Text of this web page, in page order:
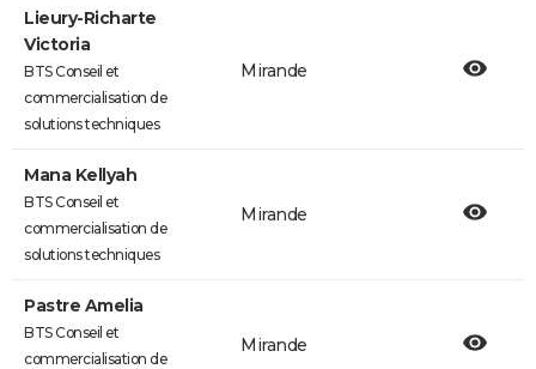
Lieury-Richarte
Victoria
BTS Conseil et
commercialisation de
solutions techniques
Mirande
Mana Kellyah
BTS Conseil et
commercialisation de
solutions techniques
Mirande
Pastre Amelia
BTS Conseil et
commercialisation de
Mirande